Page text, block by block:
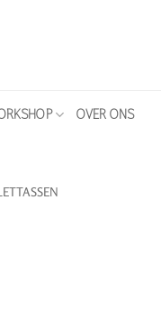
OVER ONS